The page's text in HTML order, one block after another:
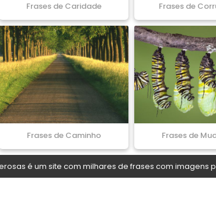
Frases de Caridade Frases de
Frases de Caminho Frases de
é um site com milhares de frases com imagens